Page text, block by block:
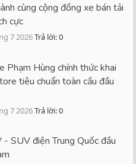
cùng cộng đồng xe bán tải
cực
7 2026Trả lời: 0
Hùng chính thức khai
tiêu chuẩn toàn cầu đầu
7 2026Trả lời: 0
SUV điện Trung Quốc đầu